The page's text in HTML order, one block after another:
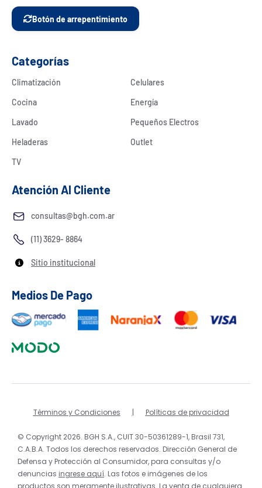
Botón de arrepentimiento
Categorías
Climatización
Cocina
Lavado
Heladeras
TV
Celulares
Energía
Pequeños Electros
Outlet
Atención Al Cliente
consultas@bgh.com.ar
(11) 3629- 8864
Sitio institucional
Medios De Pago
Términos y Condiciones Políticas de privacidad
© Copyright 2026. BGH S.A., CUIT 30-50361289-1, Brasil 731,
C.A.B.A. Todos los derechos reservados. Dirección General de
Defensa y Protección al Consumidor, para consultas y/o
denuncias ingrese aquí. Las fotos e imágenes de los